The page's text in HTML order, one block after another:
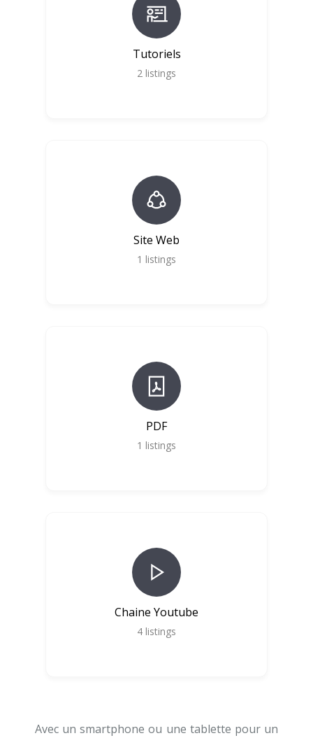
Tutoriels
2 listings
Site Web
1 listings
PDF
1 listings
Chaine Youtube
4 listings
Avec un smartphone ou une tablette pour un